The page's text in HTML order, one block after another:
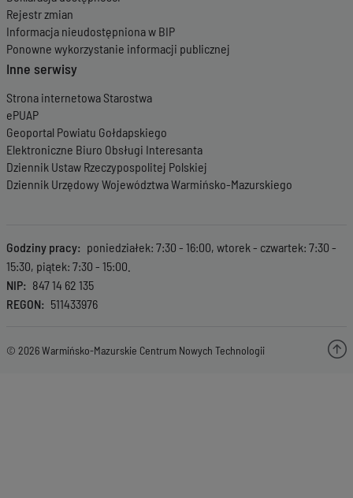
Rejestr zmian
Informacja nieudostępniona w BIP
Ponowne wykorzystanie informacji publicznej
Inne serwisy
Strona internetowa Starostwa
ePUAP
Geoportal Powiatu Gołdapskiego
Elektroniczne Biuro Obsługi Interesanta
Dziennik Ustaw Rzeczypospolitej Polskiej
Dziennik Urzędowy Województwa Warmińsko-Mazurskiego
Godziny pracy
poniedziałek: 7:30 - 16:00, wtorek - czwartek: 7:30 -
15:30, piątek: 7:30 - 15:00.
NIP
847 14 62 135
REGON
511433976
© 2026 Warmińsko-Mazurskie Centrum Nowych Technologii